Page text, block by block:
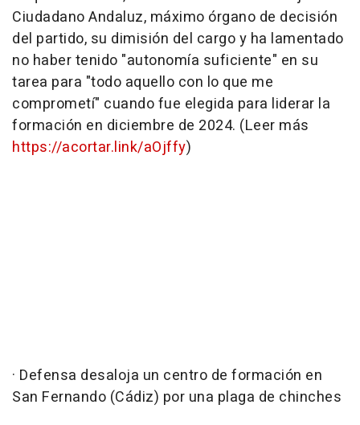
Ciudadano Andaluz, máximo órgano de decisión
del partido, su dimisión del cargo y ha lamentado
no haber tenido "autonomía suficiente" en su
tarea para "todo aquello con lo que me
comprometí" cuando fue elegida para liderar la
formación en diciembre de 2024. (Leer más
https://acortar.link/aOjffy)
· Defensa desaloja un centro de formación en
San Fernando (Cádiz) por una plaga de chinches